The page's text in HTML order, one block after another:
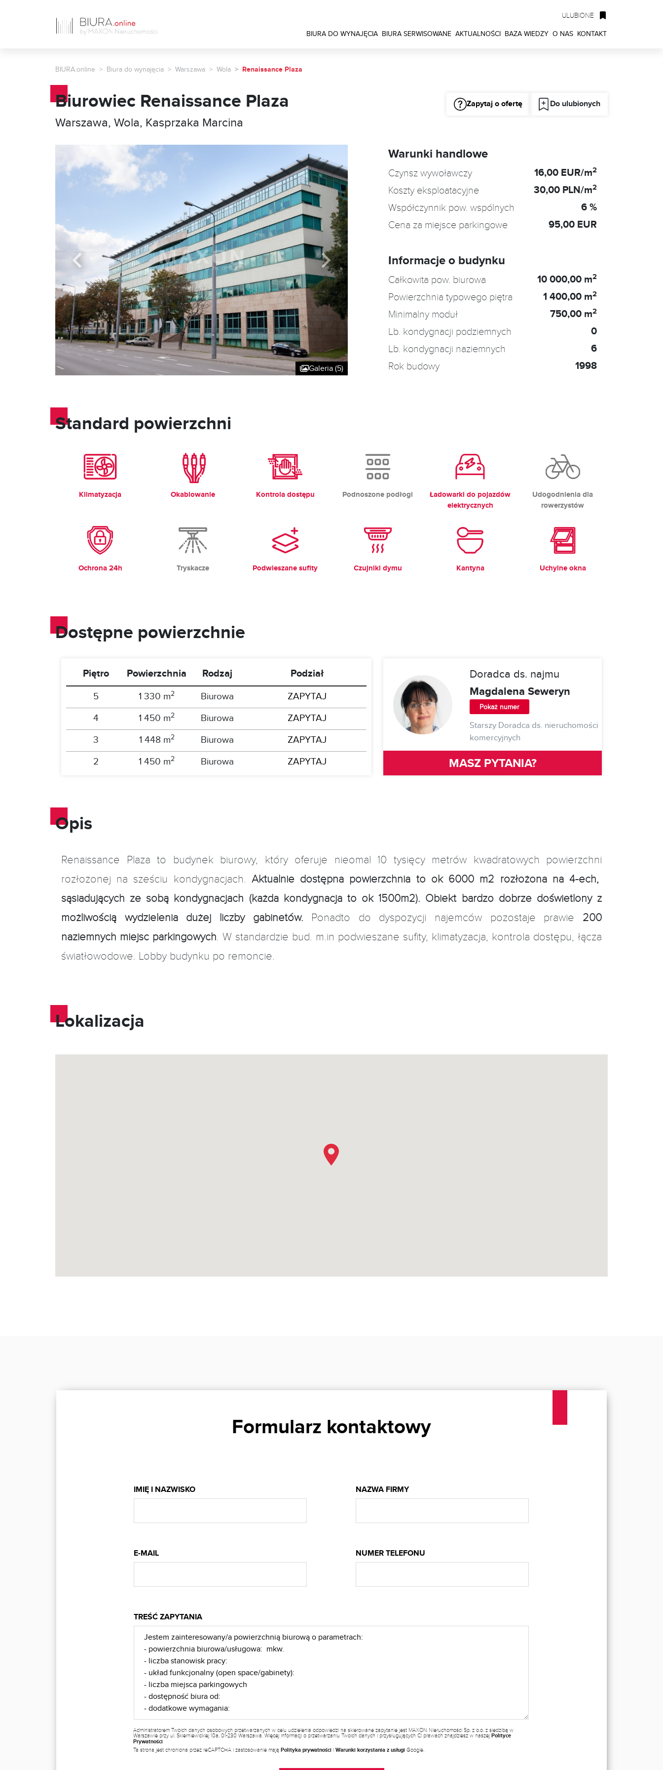
ULUBIONE
BIURA DO WYNAJĘCIA BIURA SERWISOWANE AKTUALNOŚCI BAZA WIEDZY O NAS KONTAKT
BIURA.online Biura do wynajęcia Warszawa Wola Renaissance Plaza
Biurowiec Renaissance Plaza
Warszawa, Wola, Kasprzaka Marcina
Zapytaj o ofertę Do ulubionych
Galeria (5)
Warunki handlowe
Czynsz wywoławczy 16,00 EUR/m2
Koszty eksploatacyjne 30,00 PLN/m2
Współczynnik pow. wspólnych 6 %
Cena za miejsce parkingowe 95,00 EUR
Informacje o budynku
Całkowita pow. biurowa 10 000,00 m2
Powierzchnia typowego piętra 1 400,00 m2
Minimalny moduł 750,00 m2
Lb. kondygnacji podziemnych 0
Lb. kondygnacji naziemnych 6
Rok budowy 1998
Standard powierzchni
Klimatyzacja Okablowanie Kontrola dostępu Podnoszone podłogi
Ładowarki do pojazdów
elektrycznych
Udogodnienia dla
rowerzystów
Ochrona 24h Tryskacze Podwieszane sufity Czujniki dymu Kantyna Uchylne okna
Dostępne powierzchnie
Piętro Powierzchnia Rodzaj Podział
5 1 330 m2 Biurowa
ZAPYTAJ
4
1 450 m2 Biurowa
ZAPYTAJ
3
1 448 m2 Biurowa
ZAPYTAJ
2
1 450 m2 Biurowa ZAPYTAJ
Doradca ds. najmu
Magdalena Seweryn
Pokaż numer
Starszy Doradca ds. nieruchomości
komercyjnych
MASZ PYTANIA?
Opis
Renaissance Plaza to budynek biurowy, który oferuje nieomal 10 tysięcy metrów kwadratowych powierzchni
rozłożonej na sześciu kondygnacjach. Aktualnie dostępna powierzchnia to ok 6000 m2 rozłożona na 4-ech,
sąsiadujących ze sobą kondygnacjach (każda kondygnacja to ok 1500m2). Obiekt bardzo dobrze doświetlony z
możliwością wydzielenia dużej liczby gabinetów. Ponadto do dyspozycji najemców pozostaje prawie 200
naziemnych miejsc parkingowych. W standardzie bud. m.in podwieszane sufity, klimatyzacja, kontrola dostępu, łącza
światłowodowe. Lobby budynku po remoncie.
Lokalizacja
Formularz kontaktowy
IMIĘ I NAZWISKO NAZWA FIRMY
E-MAIL NUMER TELEFONU
TREŚĆ ZAPYTANIA
Administratorem Twoich danych osobowych przetwarzanych w celu udzielenia odpowiedzi na skierowane zapytanie jest MAXON Nieruchomości Sp. z o.o. z siedzibą w
Warszawie przy ul. Skierniewickiej 10a, 01-230 Warszawa. Więcej informacji o przetwarzaniu Twoich danych i przysługujących Ci prawach znajdziesz w naszejPolityce
Prywatności
Ta strona jest chroniona przez reCAPTCHA i zastosowanie mająPolityka prywatności iWarunki korzystania z usługi Google.